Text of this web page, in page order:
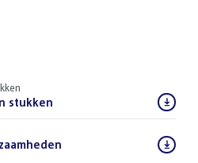
stukken